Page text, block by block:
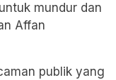
mundur dan
Affan
publik yang